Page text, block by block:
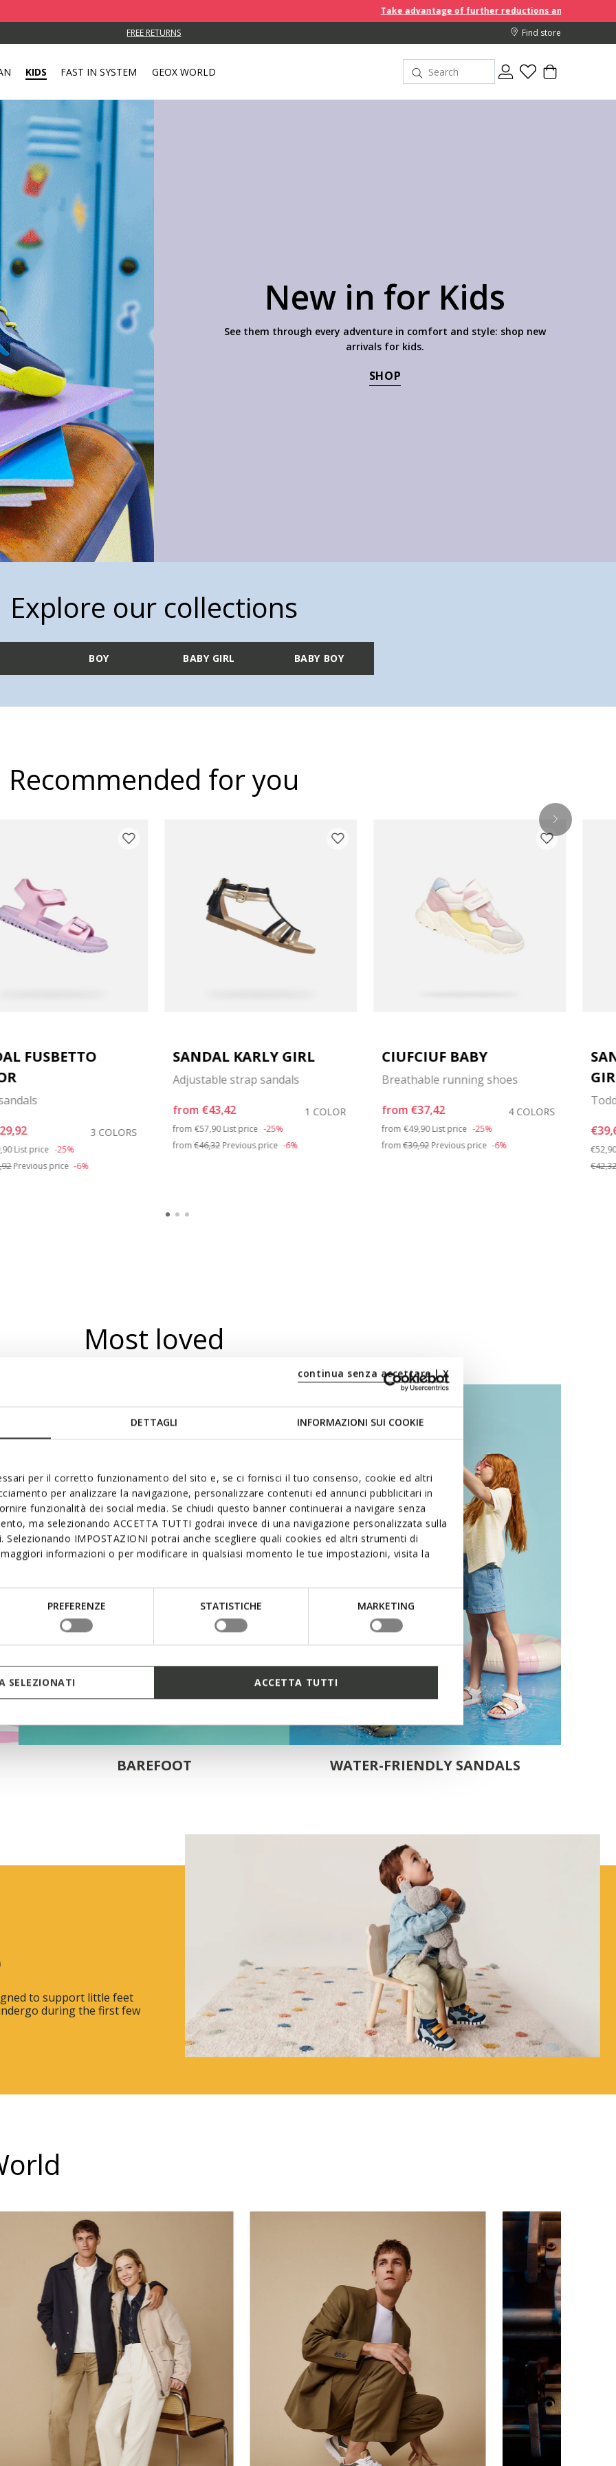
DETTAGLI INFORMAZIONI SUI COOKIE
per il corretto funzionamento del sito e, se ci fornisci il tuo consenso, cookie ed altri
per analizzare la navigazione, personalizzare contenuti ed annunci pubblicitari in
funzionalità dei social media. Se chiudi questo banner continuerai a navigare senza
ma selezionando ACCETTA TUTTI godrai invece di una navigazione personalizzata sulla
Selezionando IMPOSTAZIONI potrai anche scegliere quali cookies ed altri strumenti di
informazioni o per modificare in qualsiasi momento le tue impostazioni, visita la
PREFERENZE STATISTICHE MARKETING
continua senza accettare | X
SELEZIONATI ACCETTA TUTTI
Take advantage of further reductions and start shopping!
FREE RETURNS
Find store
KIDS FAST IN SYSTEM GEOX WORLD
New in for Kids
See them through every adventure in comfort and style: shop new
arrivals for kids.
SHOP
Explore our collections
BOY BABY GIRL BABY BOY
Recommended for you
FUSBETTO
3 COLORS
reduced from
to
List price -25%
Previous price -6%
SANDAL KARLY GIRL
Adjustable strap sandals
from €43,42 1 COLOR
from Price reduced from
€57,90 to
List price -25%
from€46,32Previous price -6%
CIUFCIUF BABY
Breathable running shoes
from €37,42 4 COLORS
from Price reduced from
€49,90 to
List price -25%
from€39,92Previous price -6% Price
Most loved
BAREFOOT WATER-FRIENDLY SANDALS
to support little feet
during the first few